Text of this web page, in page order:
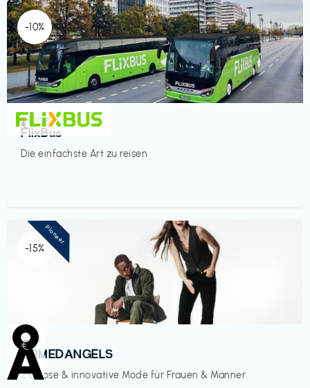
-10%
Mobilität
FlixBus
Die einfachste Art zu reisen
€‎
-15%
Mode
ARMEDANGELS
Zeitlose & innovative Mode für Frauen & Männer.
€‎
Pioneer